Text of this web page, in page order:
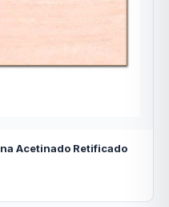
Acetinado Retificado